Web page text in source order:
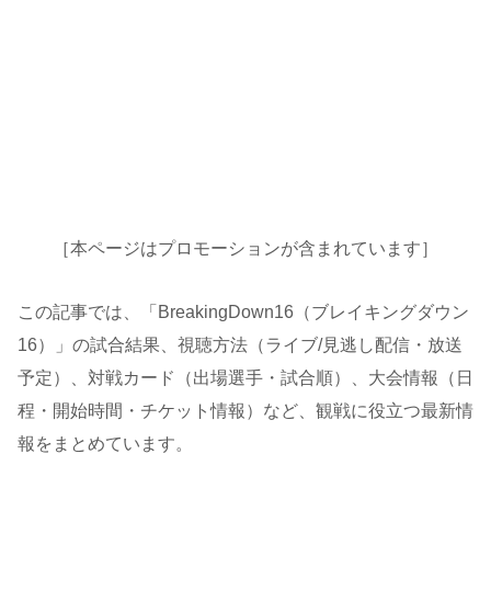
［本ページはプロモーションが含まれています］
この記事では、「BreakingDown16（ブレイキングダウン
16）」の試合結果、視聴方法（ライブ/見逃し配信・放送
予定）、対戦カード（出場選手・試合順）、大会情報（日
程・開始時間・チケット情報）など、観戦に役立つ最新情
報をまとめています。